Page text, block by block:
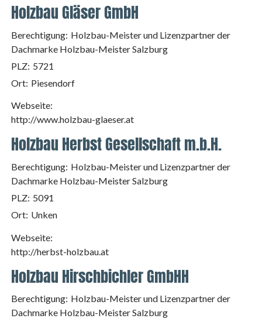
Holzbau Gläser GmbH
Berechtigung: Holzbau-Meister und Lizenzpartner der
Dachmarke Holzbau-Meister Salzburg
PLZ: 5721
Ort: Piesendorf
Webseite:
http://www.holzbau-glaeser.at
Holzbau Herbst Gesellschaft m.b.H.
Berechtigung: Holzbau-Meister und Lizenzpartner der
Dachmarke Holzbau-Meister Salzburg
PLZ: 5091
Ort: Unken
Webseite:
http://herbst-holzbau.at
Holzbau Hirschbichler GmbHH
Berechtigung: Holzbau-Meister und Lizenzpartner der
Dachmarke Holzbau-Meister Salzburg